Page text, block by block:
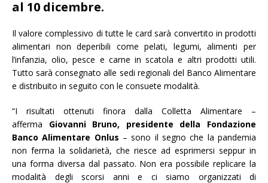
al 10 dicembre.
Il valore complessivo di tutte le card sarà convertito in prodotti
alimentari non deperibili come pelati, legumi, alimenti per
l’infanzia, olio, pesce e carne in scatola e altri prodotti utili.
Tutto sarà consegnato alle sedi regionali del Banco Alimentare
e distribuito in seguito con le consuete modalità.
“I risultati ottenuti finora dalla Colletta Alimentare –
afferma Giovanni Bruno, presidente della Fondazione
Banco Alimentare Onlus – sono il segno che la pandemia
non ferma la solidarietà, che riesce ad esprimersi seppur in
una forma diversa dal passato. Non era possibile replicare la
modalità degli scorsi anni e ci siamo organizzati di